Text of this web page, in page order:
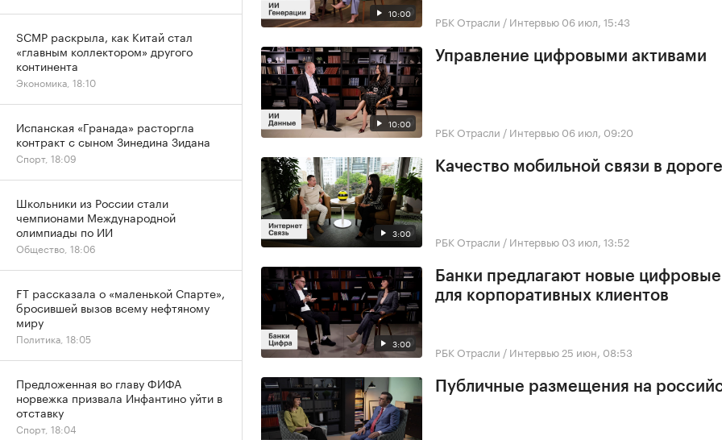
10:00 РБК Отрасли / Интервью 06 июл, 15:43
10:00
Управление цифровыми активами
РБК Отрасли / Интервью 06 июл, 09:20
3:00
Качество мобильной связи в дороге
РБК Отрасли / Интервью 03 июл, 13:52
3:00
Банки предлагают новые
для корпоративных клиентов
РБК Отрасли / Интервью 25 июн, 08:53
Публичные размещения на
SCMP раскрыла, как Китай стал
«главным коллектором» другого
континента
Экономика, 18:10
Испанская «Гранада» расторгла
контракт с сыном Зинедина Зидана
Спорт, 18:09
Школьники из России стали
чемпионами Международной
олимпиады по ИИ
Общество, 18:06
FT рассказала о «маленькой Спарте»,
бросившей вызов всему нефтяному
миру
Политика, 18:05
Предложенная во главу ФИФА
норвежка призвала Инфантино уйти в
отставку
Спорт, 18:04